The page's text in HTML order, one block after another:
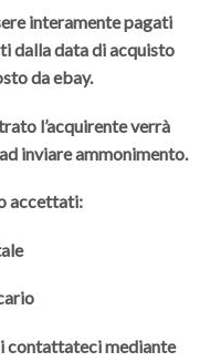
interamente pagati
dalla data di acquisto
da ebay.
l’acquirente verrà
inviare ammonimento.
accettati:
contattateci mediante